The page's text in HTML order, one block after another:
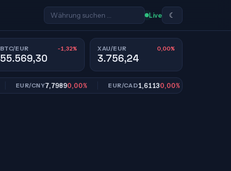
Live ☾
BTC/EUR -1,32%
55.569,30
XAU/EUR 0,00%
3.756,24
EUR/CNY7,79890,00% EUR/CAD1,61130,00%